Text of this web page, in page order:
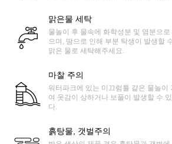
맑은물 세탁
물놀이 후 물속에 화학성분 및 염분으
으며, 땀으로 인해 부분 탁생이 발생할
맑은 물로 세탁해주세요.
마찰 주의
워터파크에 있는 미끄럼틀 같은 물놀이
여 옷감이 상하거나 보풀이 발생할 수
다.
흙탕물, 갯벌주의